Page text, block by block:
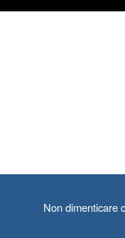
Non dimenticare